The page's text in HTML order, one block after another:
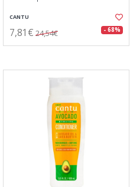
CANTU
7,81€ 24,54€ - 68%